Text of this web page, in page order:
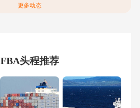
更多动态
FBA头程推荐